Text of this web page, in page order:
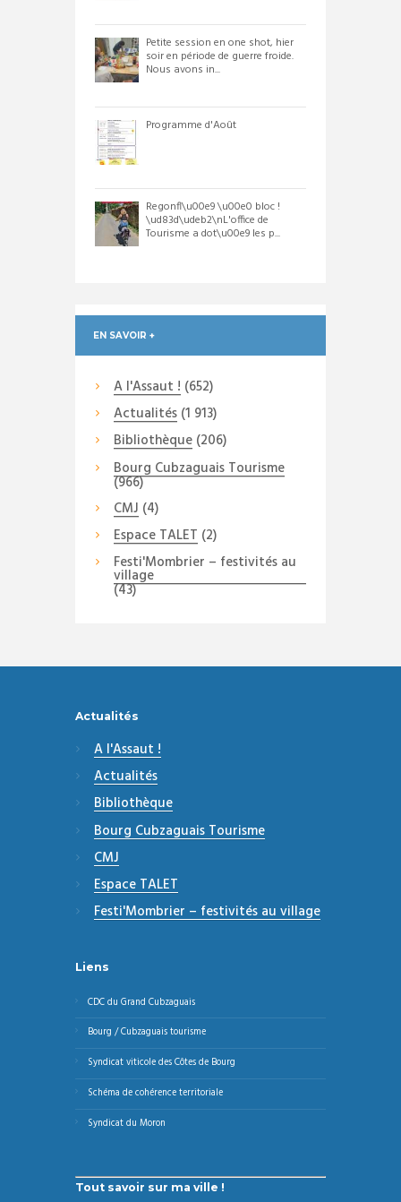
Petite session en one shot, hier
soir en période de guerre froide.
Nous avons in...
Programme d'Août
Regonfl\u00e9 \u00e0 bloc !
\ud83d\udeb2\nL'office de
Tourisme a dot\u00e9 les p...
EN SAVOIR +
A l'Assaut ! (652)
Actualités(1 913)
Bibliothèque(206)
Bourg Cubzaguais Tourisme
(966)
CMJ (4)
Espace TALET (2)
Festi'Mombrier – festivités au
village
(43)
Actualités
A l'Assaut !
Actualités
Bibliothèque
Bourg Cubzaguais Tourisme
CMJ
Espace TALET
Festi'Mombrier – festivités au village
Liens
CDC du Grand Cubzaguais
Bourg / Cubzaguais tourisme
Syndicat viticole des Côtes de Bourg
Schéma de cohérence territoriale
Syndicat du Moron
Tout savoir sur ma ville !